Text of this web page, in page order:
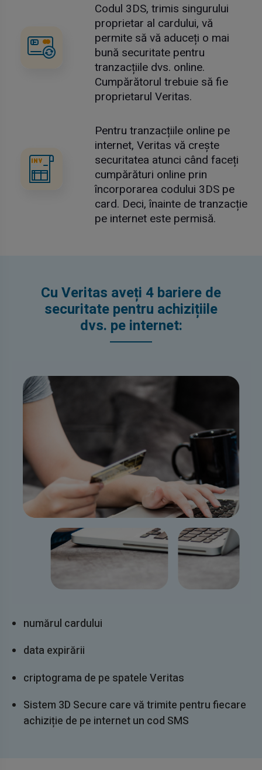
Codul 3DS, trimis singurului
proprietar al cardului, vă
permite să vă aduceți o mai
bună securitate pentru
tranzacțiile dvs. online.
Cumpărătorul trebuie să fie
proprietarul Veritas.
Pentru tranzacțiile online pe
internet, Veritas vă crește
securitatea atunci când faceți
cumpărături online prin
încorporarea codului 3DS pe
card. Deci, înainte de tranzacție
pe internet este permisă.
Cu Veritas aveți 4 bariere de
securitate pentru achizițiile
dvs. pe internet:
numărul cardului
data expirării
criptograma de pe spatele Veritas
Sistem 3D Secure care vă trimite pentru fiecare
achiziție de pe internet un cod SMS